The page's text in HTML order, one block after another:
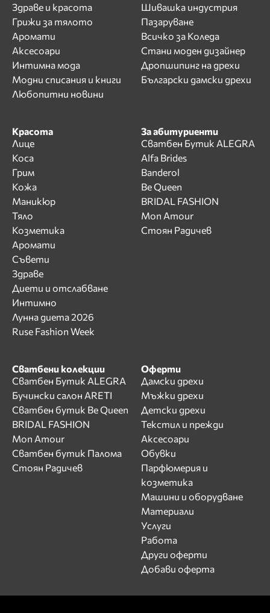
Здраве и красота
Грижи за тялото
Аромати
Аксесоари
Интимна мода
Модни списания и книги
Любопитни новини
Шивашка индустрия
Пазаруване
Всичко за Коледа
Стани моден дизайнер
Дропшипинг на дрехи
Български дамски дрехи
Красота
Лице
Коса
Грим
Кожа
Маникюр
Тяло
Козметика
Аромати
Съвети
Здраве
Диети и отслабване
Интимно
Лунна диета 2026
Ruse Fashion Week
За абитуриенти
Сватбен Бутик ALEGRA
Alfa Brides
Banderol
Be Queen
BRIDAL FASHION
Mon Amour
Стоян Радичев
Сватбени колекции
Сватбен Бутик ALEGRA
Бучински салон ARETI
Сватбен бутик Be Queen
BRIDAL FASHION
Mon Amour
Сватбен бутик Палома
Стоян Радичев
Оферти
Дамски дрехи
Мъжки дрехи
Детски дрехи
Текстил и прежди
Аксесоари
Обувки
Парфюмерия и
козметика
Машини и оборудване
Материали
Услуги
Работа
Други оферти
Добави оферта